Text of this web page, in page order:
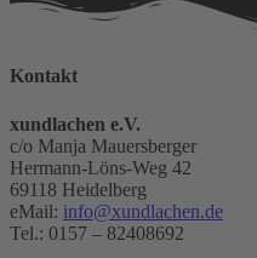
Consent
Kontakt
xundlachen e.V.
c/o Manja Mauersberger
Hermann-Löns-Weg 42
69118 Heidelberg
eMail: info@xundlachen.de
Tel.: 0157 – 82408692